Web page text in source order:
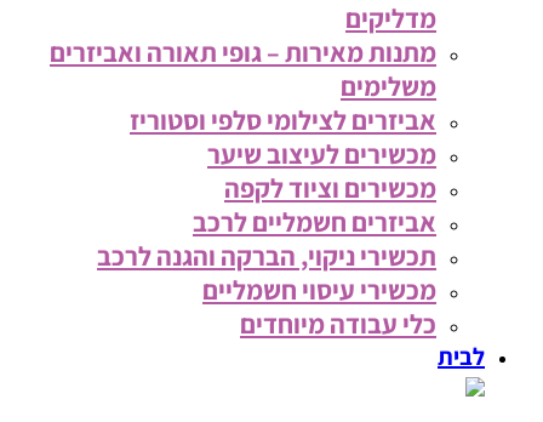
מדליקים
מתנות מאירות – גופי תאורה ואביזרים
משלימים
אביזרים לצילומי סלפי וסטוריז
מכשירים לעיצוב שיער
מכשירים וציוד לקפה
אביזרים חשמליים לרכב
תכשירי ניקוי, הברקה והגנה לרכב
מכשירי עיסוי חשמליים
כלי עבודה מיוחדים
לבית